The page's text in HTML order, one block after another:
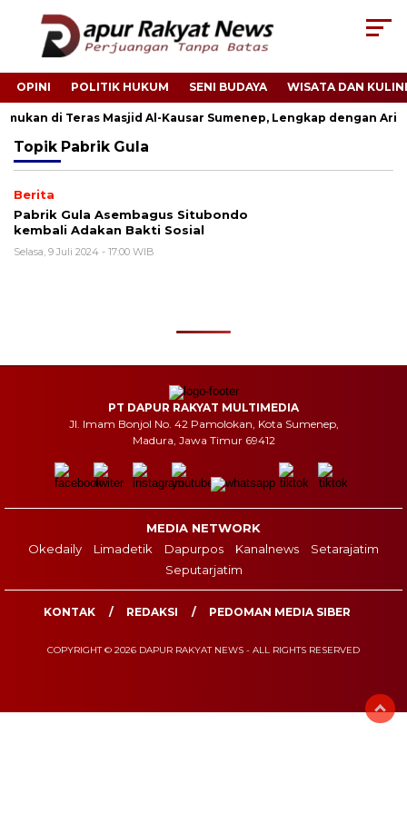
OPINI POLITIK HUKUM SENI BUDAYA WISATA DAN
di Teras Masjid Al-Kausar Sumenep, Lengkap dengan Ari-
Topik Pabrik Gula
Berita
Pabrik Gula Asembagus Situbondo
kembali Adakan Bakti Sosial
Selasa, 9 Juli 2024 - 17:00 WIB
PT DAPUR RAKYAT MULTIMEDIA
Jl. Imam Bonjol No. 42 Pamolokan, Kota Sumenep,
Madura, Jawa Timur 69412
MEDIA NETWORK
Okedaily
Limadetik Dapurpos Kanalnews
Setarajatim
Seputarjatim
KONTAK REDAKSI PEDOMAN MEDIA SIBER
COPYRIGHT © 2026 DAPUR RAKYAT NEWS - ALL RIGHTS RESERVED